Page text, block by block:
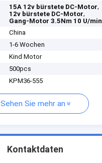
15A 12v bürstete DC-Motor,
12v bürstete DC-Motor,
Gang-Motor 3.5Nm 10 U/min
China
1-6 Wochen
Kind Motor
500pcs
KPM36-555
Sehen Sie mehr an
Kontaktdaten